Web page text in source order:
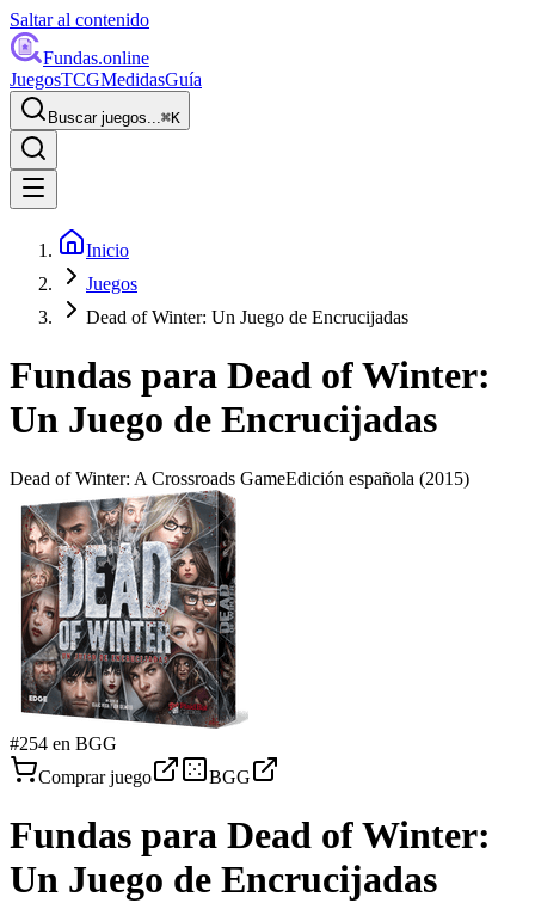
Saltar al contenido
Fundas.online
JuegosTCGMedidasGuía
Buscar juegos...⌘K
Inicio
Juegos
Dead of Winter: Un Juego de Encrucijadas
Fundas para Dead of Winter:
Un Juego de Encrucijadas
Dead of Winter: A Crossroads GameEdición española (2015)
#254 en BGG
Comprar juego
BGG
Fundas para Dead of Winter:
Un Juego de Encrucijadas